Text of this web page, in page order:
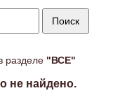
разделе "ВСЕ"
не найдено.